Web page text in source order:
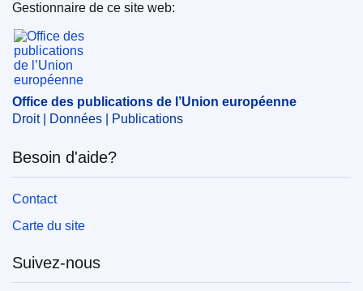
concentration économique
contrôle des concentrations
CELEX : 52019M9273
OJ : JOC_2019_046_R_0006
Office des publications de l’Union européenne
Gestionnaire de ce site web:
Office des publications de l’Union européenne
Droit | Données | Publications
Besoin d'aide?
Contact
Carte du site
Suivez-nous